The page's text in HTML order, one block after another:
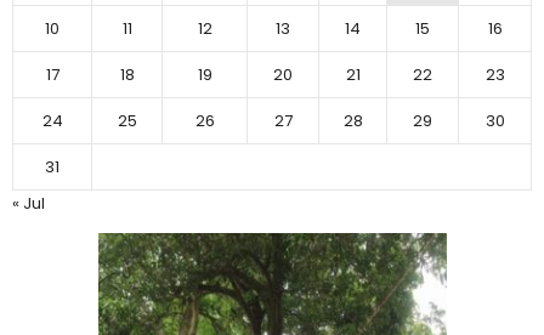
10
11 12 13 14 15
16
17
18 19 20 21 22
23
24
25 26 27 28 29
30
31
« Jul